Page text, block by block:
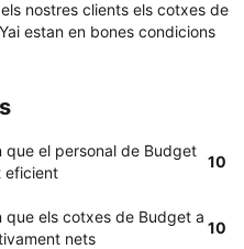
nostres clients els cotxes de
estan en bones condicions
que el personal de Budget
eficient
10
que els cotxes de Budget a
nets
10